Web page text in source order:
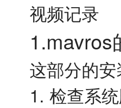
视频记录
1.mavros
这部分的
1. 检查系